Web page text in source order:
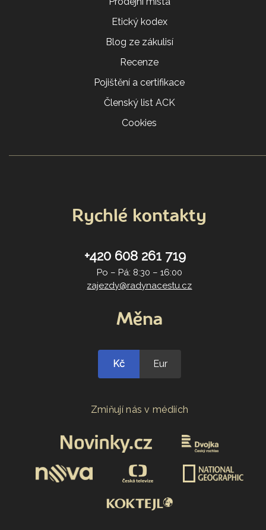
Etický kodex
Blog ze zákulisí
Recenze
Pojištění a certifikace
Členský list ACK
Cookies
Rychlé kontakty
+420 608 261 719
Po – Pá: 8:30 – 16:00
zajezdy@radynacestu.cz
Měna
Kč Eur
Zmiňují nás v médiích